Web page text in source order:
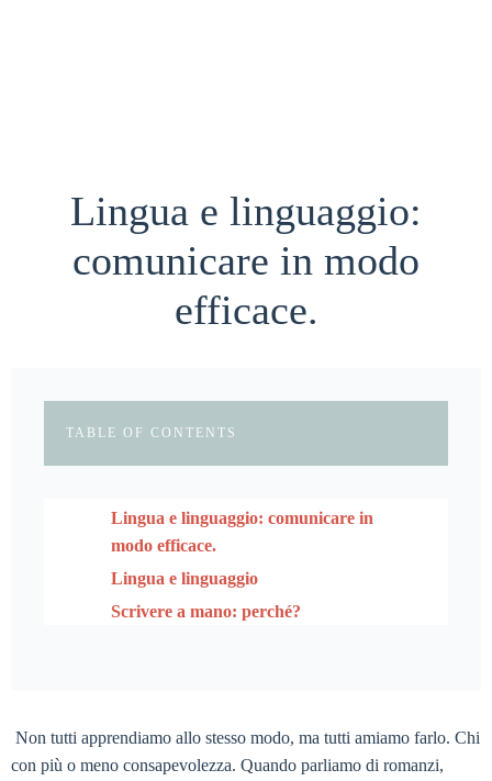
Lingua e linguaggio:
comunicare in modo
efficace.
TABLE OF CONTENTS
Lingua e linguaggio: comunicare in
modo efficace.
Lingua e linguaggio
Scrivere a mano: perché?
Non tutti apprendiamo allo stesso modo, ma tutti amiamo farlo. Chi
con più o meno consapevolezza. Quando parliamo di romanzi,